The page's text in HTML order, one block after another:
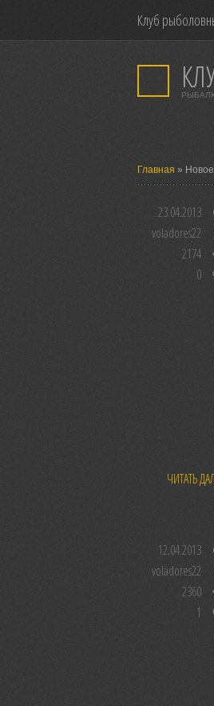
Клуб
Главная »
23.04.2013
voladores22
2174
0
ЧИТАТЬ
12.04.2013
voladores22
2360
1